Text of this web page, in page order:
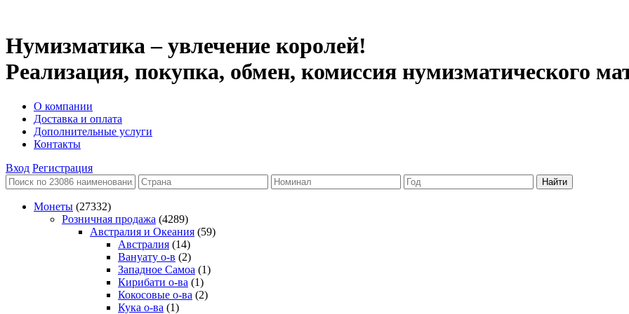
Нумизматика – увлечение королей!
Реализация, покупка, обмен, комиссия нумизматического
О компании
Доставка и оплата
Дополнительные услуги
Контакты
Вход Регистрация
Монеты (27332)
Розничная продажа (4289)
Австралия и Океания (59)
Австралия (14)
Вануату о-в (2)
Западное Самоа (1)
Кирибати о-ва (1)
Кокосовые о-ва (2)
Кука о-ва (1)